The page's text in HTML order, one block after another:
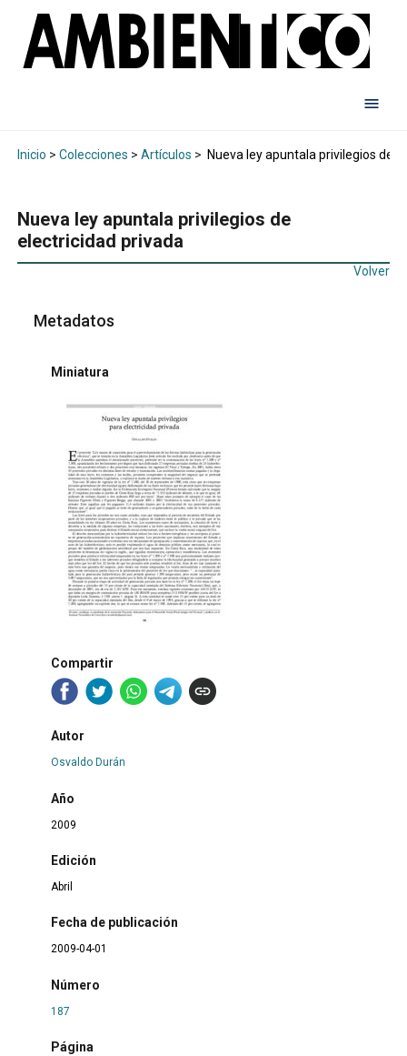
Inicio > Colecciones > Artículos > Nueva ley apuntala privilegios de
Nueva ley apuntala privilegios de
electricidad privada
Volver
Metadatos
Miniatura
Compartir
Autor
Osvaldo Durán
Año
2009
Edición
Abril
Fecha de publicación
2009-04-01
Número
187
Página